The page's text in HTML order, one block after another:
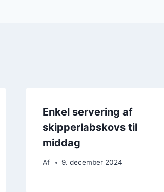
Enkel servering af
skipperlabskovs til
middag
Af 9. december 2024